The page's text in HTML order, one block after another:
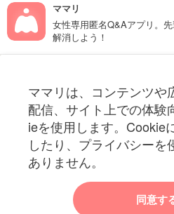
ママリ
女性専用匿名Q&Aアプリ。
解消しよう！
ママリは、コンテンツや
配信、サイト上での体験
ieを使用します。Cookie
したり、プライバシーを
ありません。
同意す
妊娠〜子育て中のお役
ママリからのお知らせ